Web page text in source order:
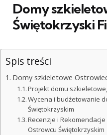
Domy
Świętokrzyski
Spis treści
Domy szkieletowe
Projekt domu
Wycena i budżetowanie
Świętokrzyskim
Recenzje i
Ostrowcu Świętokrzyskim